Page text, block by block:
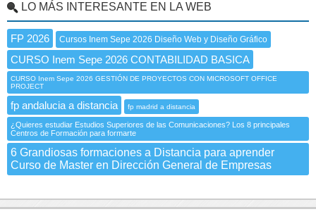
LO MÁS INTERESANTE EN LA WEB
FP 2026 Cursos Inem Sepe 2026 Diseño Web y Diseño Gráfico
CURSO Inem Sepe 2026 CONTABILIDAD BASICA
CURSO Inem Sepe 2026 GESTIÓN DE PROYECTOS CON MICROSOFT OFFICE
PROJECT
fp andalucia a distancia fp madrid a distancia
¿Quieres estudiar Estudios Superiores de las Comunicaciones? Los 8 principales
Centros de Formación para formarte
6 Grandiosas formaciones a Distancia para aprender
Curso de Master en Dirección General de Empresas